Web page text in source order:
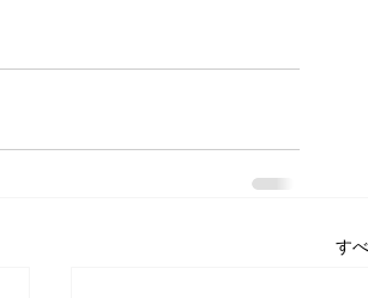
す